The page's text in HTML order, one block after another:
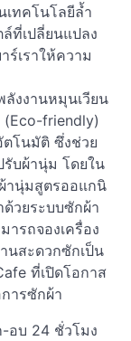
ทคโนโลยีล้ำ
ที่เปลี่ยนแปลง
เราให้ความ
ลังงานหมุนเวียน
friendly)
ตโนมัติ ซึ่งช่วย
บผ้านุ่ม โดยใน
านุ่มสูตรออแกนิ
วยระบบซักผ้า
รถจองเครื่อง
นสะดวกซักเป็น
ที่เปิดโอกาส
ารซักผ้า
อบ 24 ชั่วโมง